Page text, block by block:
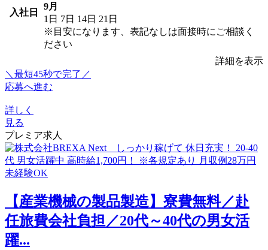
入社日
9月
1日 7日 14日 21日
※目安になります、表記なしは面接時にご相談く
ださい
詳細を表示
＼最短45秒で完了／
応募へ進む
詳しく
見る
プレミア求人
【産業機械の製品製造】寮費無料／赴
任旅費会社負担／20代～40代の男女活
躍...